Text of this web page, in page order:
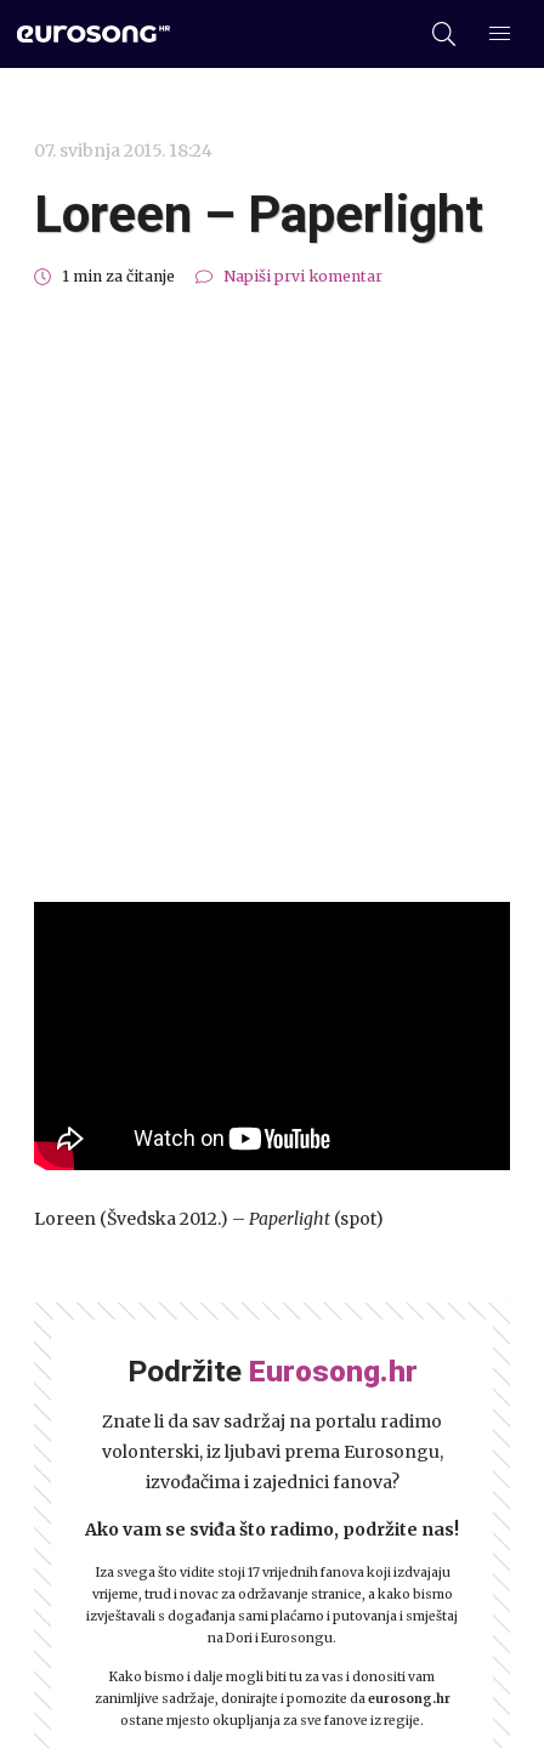
07. svibnja 2015. 18:24
Loreen – Paperlight
1 min za čitanje Napiši prvi komentar
Loreen (Švedska 2012.) – Paperlight (spot)
Podržite Eurosong.hr
Znate li da sav sadržaj na portalu radimo
volonterski, iz ljubavi prema Eurosongu,
izvođačima i zajednici fanova?
Ako vam se sviđa što radimo, podržite nas!
Iza svega što vidite stoji 17 vrijednih fanova koji izdvajaju
vrijeme, trud i novac za održavanje stranice, a kako bismo
izvještavali s događanja sami plaćamo i putovanja i smještaj
na Dori i Eurosongu.
Kako bismo i dalje mogli biti tu za vas i donositi vam
zanimljive sadržaje, donirajte i pomozite da eurosong.hr
ostane mjesto okupljanja za sve fanove iz regije.